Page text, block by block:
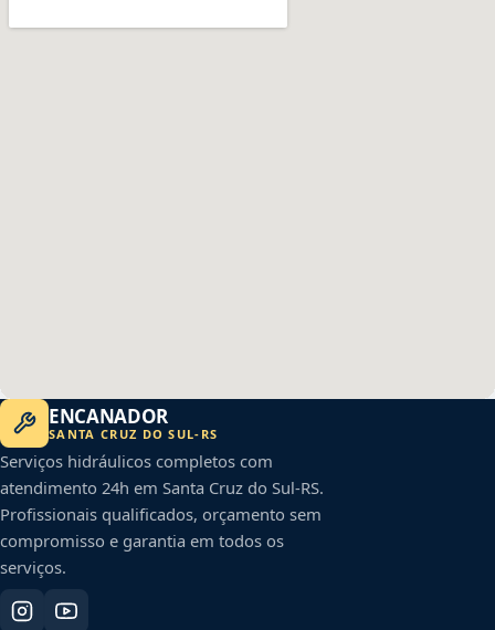
ENCANADOR
SANTA CRUZ DO SUL- RS
Serviços hidráulicos completos com
atendimento 24h em Santa Cruz do Sul-RS.
Profissionais qualificados, orçamento sem
compromisso e garantia em todos os
serviços.